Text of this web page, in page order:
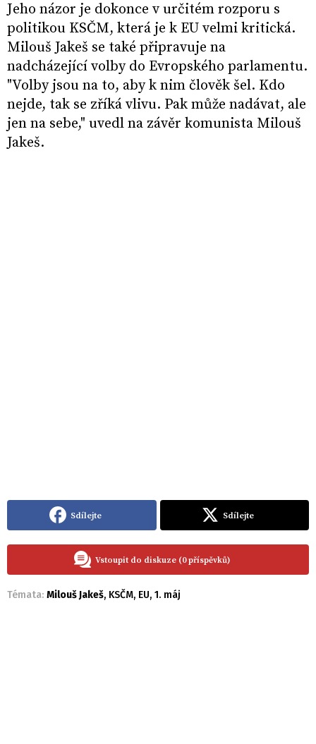
Jeho názor je dokonce v určitém rozporu s
politikou KSČM, která je k EU velmi kritická.
Milouš Jakeš se také připravuje na
nadcházející volby do Evropského parlamentu.
"Volby jsou na to, aby k nim člověk šel. Kdo
nejde, tak se zříká vlivu. Pak může nadávat, ale
jen na sebe," uvedl na závěr komunista Milouš
Jakeš.
Sdílejte Sdílejte
Vstoupit do diskuze (0 příspěvků)
Témata: Milouš Jakeš, KSČM, EU, 1. máj